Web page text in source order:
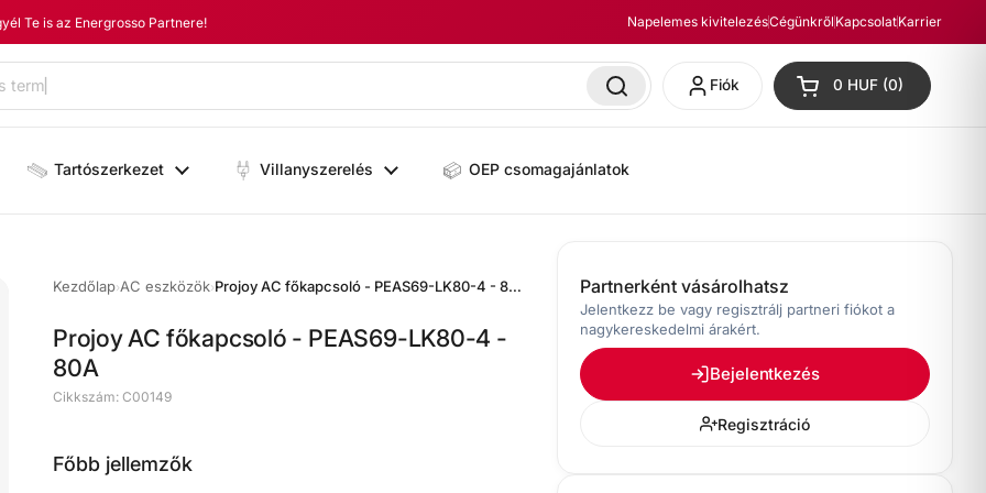
Te is az Energrosso Partnere! Napelemes kivitelezésCégünkről KapcsolatKarrier
Fiók Kosár megnyitása
0 HUF 0
Tartószerkezet Villanyszerelés OEP csomagajánlatok
Kezdőlap›AC eszközök› Projoy AC főkapcsoló - PEAS69-LK80-4 - 80A
Projoy AC főkapcsoló - PEAS69-LK80-4 -
80A
Cikkszám: C00149
Főbb jellemzők
Partnerként vásárolhatsz
Jelentkezz be vagy regisztrálj partneri fiókot a
nagykereskedelmi árakért.
Bejelentkezés
Regisztráció